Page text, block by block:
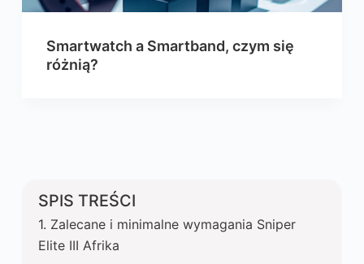
Smartwatch a Smartband, czym się
różnią?
SPIS TREŚCI
Zalecane i minimalne wymagania Sniper
Elite III Afrika